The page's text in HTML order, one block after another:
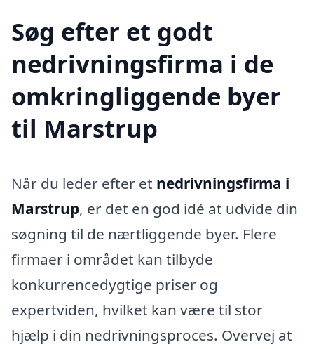
Søg efter et godt
nedrivningsfirma i de
omkringliggende byer
til Marstrup
Når du leder efter et nedrivningsfirma i
Marstrup, er det en god idé at udvide din
søgning til de nærtliggende byer. Flere
firmaer i området kan tilbyde
konkurrencedygtige priser og
expertviden, hvilket kan være til stor
hjælp i din nedrivningsproces. Overvej at